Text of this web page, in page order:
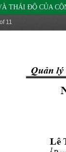
THÁI ĐỘ CỦA